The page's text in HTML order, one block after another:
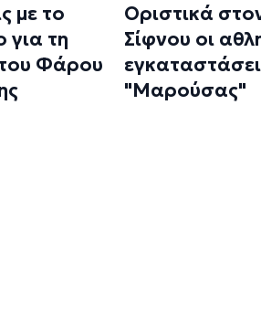
με το
για τη
Φάρου
Οριστικά
Σίφνου οι
"Μαρούσας"